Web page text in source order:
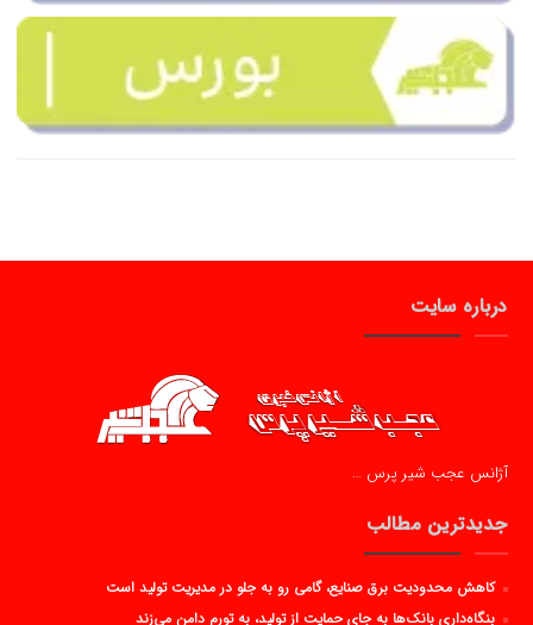
درباره سایت
آژانس عجب شیر پرس …
جدیدترین مطالب
کاهش محدودیت برق صنایع، گامی رو به جلو در مدیریت تولید است
بنگاه‌داری بانک‌ها به جای حمایت از تولید، به تورم دامن می‌زند